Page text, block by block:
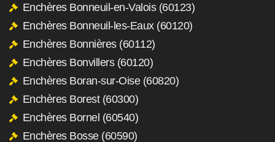
Enchères Bonneuil-en-Valois (60123)
Enchères Bonneuil-les-Eaux (60120)
Enchères Bonnières (60112)
Enchères Bonvillers (60120)
Enchères Boran-sur-Oise (60820)
Enchères Borest (60300)
Enchères Bornel (60540)
Enchères Bosse (60590)